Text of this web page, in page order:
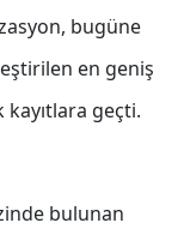
bugüne
en geniş
geçti.
bulunan